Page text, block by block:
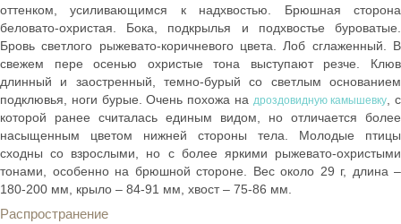
оттенком, усиливающимся к надхвостью. Брюшная сторона
беловато-охристая. Бока, подкрылья и подхвостье буроватые.
Бровь светлого рыжевато-коричневого цвета. Лоб сглаженный. В
свежем пере осенью охристые тона выступают резче. Клюв
длинный и заостренный, темно-бурый со светлым основанием
подклювья, ноги бурые. Очень похожа на дроздовидную камышевку , с
которой ранее считалась единым видом, но отличается более
насыщенным цветом нижней стороны тела. Молодые птицы
сходны со взрослыми, но с более яркими рыжевато-охристыми
тонами, особенно на брюшной стороне. Вес около 29 г, длина –
180-200 мм, крыло – 84-91 мм, хвост – 75-86 мм.
Распространение